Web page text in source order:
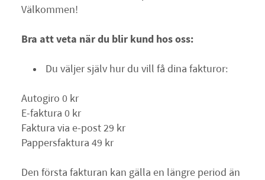
Välkommen!
Bra att veta när du blir kund hos oss:
Du väljer själv hur du vill få dina fakturor:
Autogiro 0 kr
E-faktura 0 kr
Faktura via e-post 29 kr
Pappersfaktura 49 kr
Den första fakturan kan gälla en längre period än